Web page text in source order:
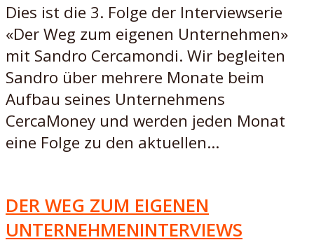
Dies ist die 3. Folge der Interviewserie
«Der Weg zum eigenen Unternehmen»
mit Sandro Cercamondi. Wir begleiten
Sandro über mehrere Monate beim
Aufbau seines Unternehmens
CercaMoney und werden jeden Monat
eine Folge zu den aktuellen...
DER WEG ZUM EIGENEN
UNTERNEHMENINTERVIEWS